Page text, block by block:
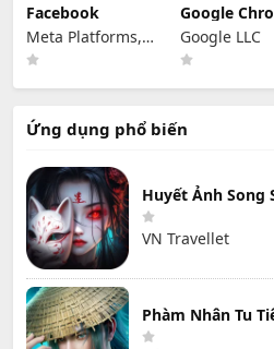
Facebook
Meta Platforms,
Inc.
Google
Google LLC
Ứng dụng phổ biến
Huyết Ảnh Song
VN Travellet
Phàm Nhân Tu